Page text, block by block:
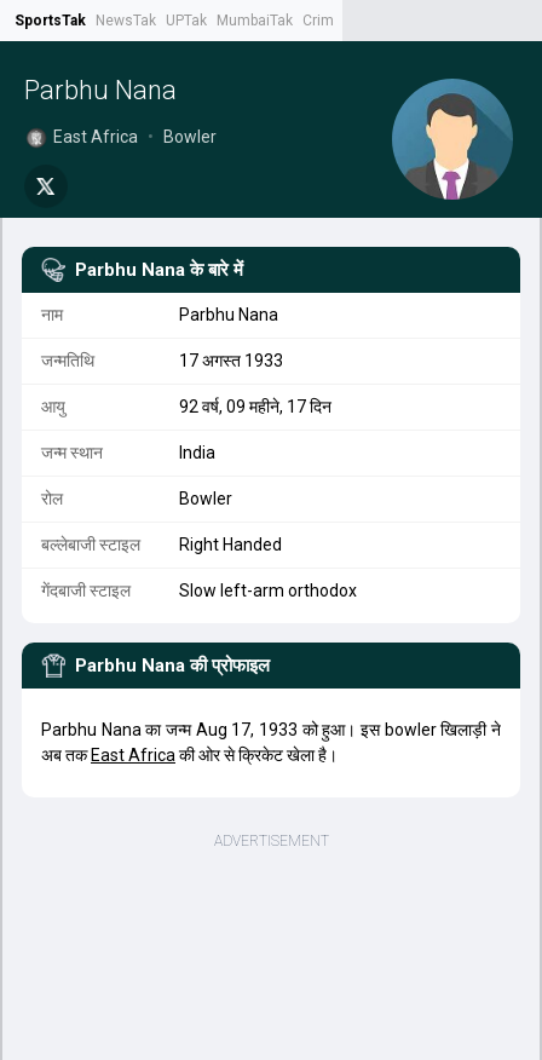
SportsTak NewsTak UPTak MumbaiTak CrimeTak
Parbhu Nana
East Africa • Bowler
Parbhu Nana के बारे में
नाम Parbhu Nana
जन्मतिथि 17 अगस्त 1933
आयु 92 वर्ष, 09 महीने, 17 दिन
जन्म स्थान India
रोल Bowler
बल्लेबाजी स्टाइल Right Handed
गेंदबाजी स्टाइल Slow left-arm orthodox
Parbhu Nana की प्रोफाइल
Parbhu Nana का जन्म Aug 17, 1933 को हुआ। इस bowler खिलाड़ी ने
अब तक East Africa की ओर से क्रिकेट खेला है।